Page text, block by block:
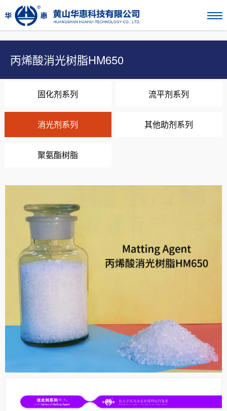
丙烯酸消光树脂HM650
固化剂系列 流平剂系列
消光剂系列 其他助剂系列
聚氨酯树脂